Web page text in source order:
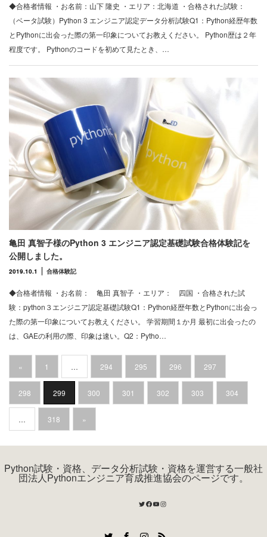
◆合格者情報 ・お名前：山下 隆史 ・エリア：北海道 ・合格された試験：
（ベータ試験）Python 3 エンジニア認定データ分析試験Q1：Python経歴年数
とPythonに出会った際の第一印象についてお教えください。 Python歴は２年
程度です。 Pythonのコードを初めて見たとき、…
亀田 真智子様のPython 3 エンジニア認定基礎試験合格体験記を
公開しました。
2019.10.1 合格体験記
◆合格者情報 ・お名前： 亀田 真智子 ・エリア： 四国 ・合格された試
験：python３エンジニア認定基礎試験Q1：Python経歴年数とPythonに出会っ
た際の第一印象についてお教えください。 学習期間１か月 最初に出会ったの
は、GAEの利用の際、印象は速い。Q2：Pytho…
« 1 … 294 295 296 297
298 299 300 301 302 303 304
… 318 »
Python試験・資格、データ分析試験・資格を運営する一般社
団法人Pythonエンジニア育成推進協会のページです。
Twitter
Facebook
YouTube
Instagram
RSS